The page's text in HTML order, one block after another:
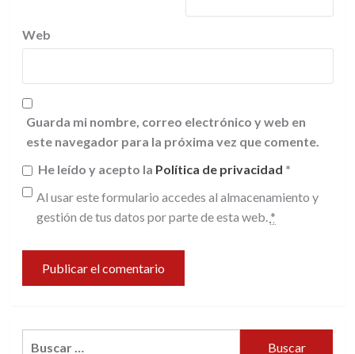
Web
Guarda mi nombre, correo electrónico y web en
este navegador para la próxima vez que comente.
He leído y acepto la Política de privacidad *
Al usar este formulario accedes al almacenamiento y
gestión de tus datos por parte de esta web. *